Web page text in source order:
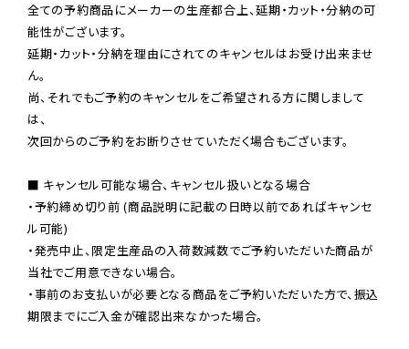
全ての予約商品にメーカーの生産都合上、延期・カット・分納の可
能性がございます。
延期・カット・分納を理由にされてのキャンセルはお受け出来ませ
ん。
尚、それでもご予約のキャンセルをご希望される方に関しまして
は、
次回からのご予約をお断りさせていただく場合もございます。
■ キャンセル可能な場合、キャンセル扱いとなる場合
・予約締め切り前 (商品説明に記載の日時以前であればキャンセ
ル可能)
・発売中止、限定生産品の入荷数減数でご予約いただいた商品が
当社でご用意できない場合。
・事前のお支払いが必要となる商品をご予約いただいた方で、振込
期限までにご入金が確認出来なかった場合。